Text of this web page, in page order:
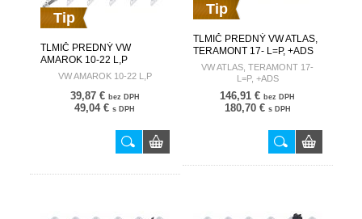
Tip
TLMIČ PREDNÝ VW
AMAROK 10-22 L,P
2H0413031G A-WW-032
VW AMAROK 10-22 L,P
39,87 € bez DPH
49,04 € s DPH
Tip
TLMIČ PREDNÝ VW ATLAS,
TERAMONT 17- L=P, +ADS
3QF413032A A-WW-009
VW ATLAS, TERAMONT 17-
L=P, +ADS
146,91 € bez DPH
180,70 € s DPH